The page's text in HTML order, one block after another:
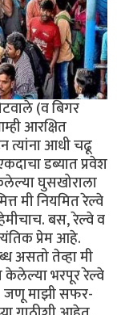
(व बिगर
आरक्षित
त्यांना आधी चढू
डब्यात प्रवेश
घुसखोराला
मी नियमित रेल्वे
बस, रेल्वे व
प्रेम आहे.
असतो तेव्हा मी
केलेल्या भरपूर रेल्वे
जणू माझी सफर-